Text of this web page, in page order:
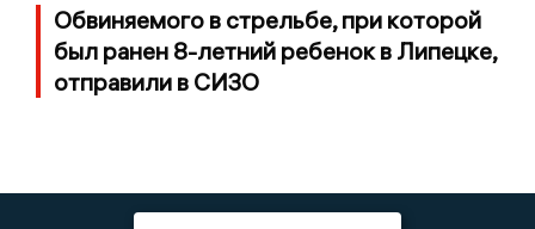
Обвиняемого в стрельбе, при которой
был ранен 8-летний ребенок в Липецке,
отправили в СИЗО